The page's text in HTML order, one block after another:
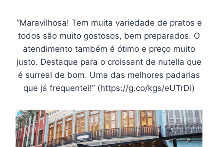
“Maravilhosa! Tem muita variedade de pratos e
todos são muito gostosos, bem preparados. O
atendimento também é ótimo e preço muito
justo. Destaque para o croissant de nutella que
é surreal de bom. Uma das melhores padarias
que já frequentei!” (https://g.co/kgs/eUTrDi)